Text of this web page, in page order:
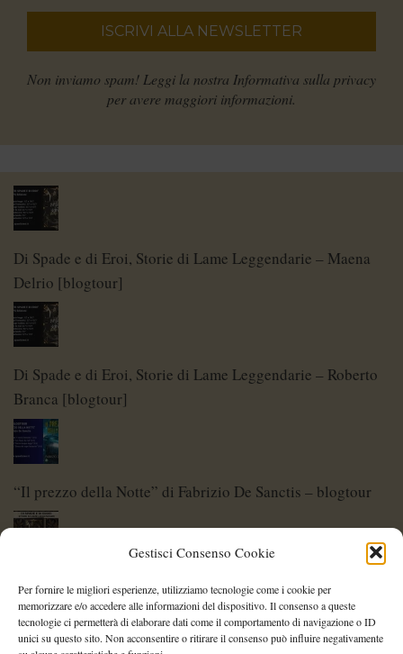
Gestisci Consenso Cookie
Per fornire le migliori esperienze, utilizziamo tecnologie come i cookie per
memorizzare e/o accedere alle informazioni del dispositivo. Il consenso a queste
tecnologie ci permetterà di elaborare dati come il comportamento di navigazione o ID
unici su questo sito. Non acconsentire o ritirare il consenso può influire negativamente
Non inviamo spam! Leggi la nostra Informativa sulla privacy
per avere maggiori informazioni.
Di Spade e di Eroi, Storie di Lame Leggendarie – Maena
Delrio [blogtour]
Di Spade e di Eroi, Storie di Lame Leggendarie – Roberto
Branca [blogtour]
“Il prezzo della Notte” di Fabrizio De Sanctis – blogtour
Di Spade e di Eroi – Storie di Lame Leggendarie